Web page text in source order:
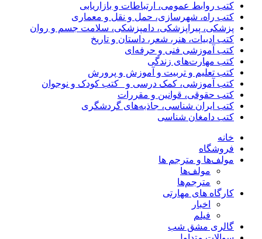
کتب روابط عمومی، ارتباطات و بازاریابی
کتب راه، شهرسازی، حمل و نقل و معماری
پزشکی، پیراپزشکی، دامپزشکی، سلامت جسم و روان
کتب ادبیات، هنر، شعر، داستان و تاریخ
کتب آموزشی فنی و حرفه‌ای
کتب مهارت‌های زندگی
کتب تعلیم و تربیت و آموزش و پرورش
کتب آموزشی، کمک درسی و _کتب کودک و نوجوان
کتب حقوقی، قوانین و مقررات
کتب ایران شناسی، جاذبه‌های گردشگری
کتب دامغان شناسی
خانه
فروشگاه
مولف‌ها و مترجم ها
مولف‌ها
مترجم‌ها
کارگاه های مهارتی
اخبار
فیلم
گالری مشق شب